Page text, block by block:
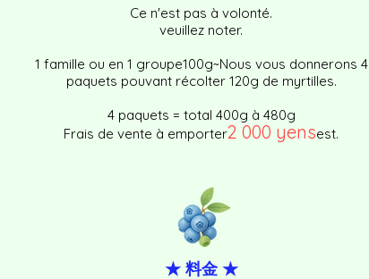
Ce n'est pas à volonté.
veuillez noter.
1 famille ou en 1 groupe100g~Nous vous donnerons 4
paquets pouvant récolter 120g de myrtilles.
4 paquets = total 400g à 480g
Frais de vente à emporter2 000 yensest.
★ 料金 ★